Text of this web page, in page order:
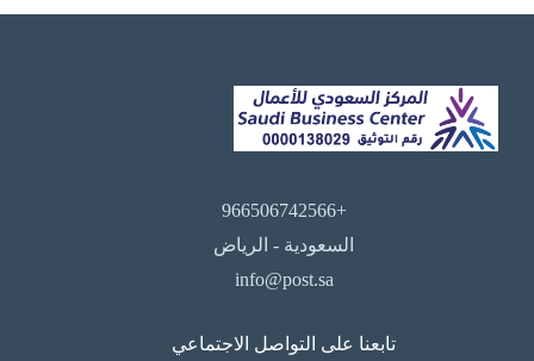
+966506742566
السعودية - الرياض
info@post.sa
تابعنا على التواصل الاجتماعي